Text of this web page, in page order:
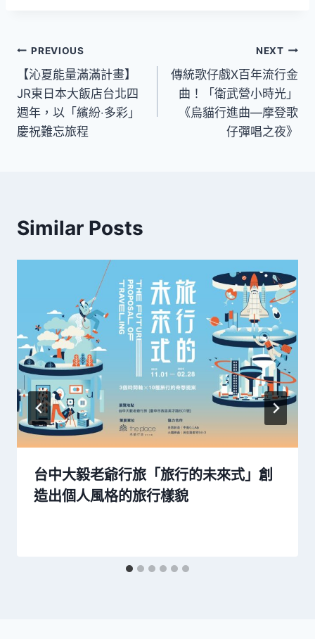
文
章
導
覽
PREVIOUS
【沁夏能量滿滿計畫】
JR東日本大飯店台北四
週年，以「繽紛‧多彩」
慶祝難忘旅程
NEXT
傳統歌仔戲X百年流行金
曲！「衛武營小時光」
《烏貓行進曲—摩登歌
仔彈唱之夜》
Similar Posts
台中大毅老爺行旅「旅行的未來式」創
造出個人風格的旅行樣貌